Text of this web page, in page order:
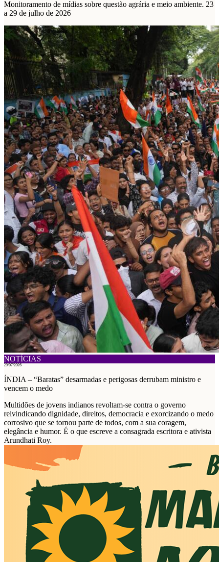
Monitoramento de mídias sobre questão agrária e meio ambiente. 23
a 29 de julho de 2026
NOTÍCIAS
29/07/2026
ÍNDIA – “Baratas” desarmadas e perigosas derrubam ministro e
vencem o medo
Multidões de jovens indianos revoltam-se contra o governo
reivindicando dignidade, direitos, democracia e exorcizando o medo
corrosivo que se tornou parte de todos, com a sua coragem,
elegância e humor. É o que escreve a consagrada escritora e ativista
Arundhati Roy.